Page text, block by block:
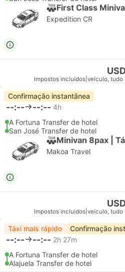
First Class
Expedition CR
Impostos incluídos veículo, tudo
Confirmação instantânea
--:-- --:-- 4h
A Fortuna Transfer de hotel
San José Transfer de hotel
Minivan 8pax |
Makoa Travel
Impostos incluídos veículo, tudo
Táxi mais rápido Confirmação
--:-- --:-- 2h 27m
A Fortuna Transfer de hotel
Alajuela Transfer de hotel